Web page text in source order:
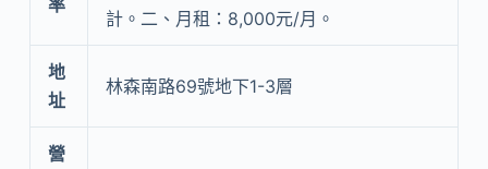
計。二、月租：8,000元/月。
地
址
林森南路69號地下1-3層
營